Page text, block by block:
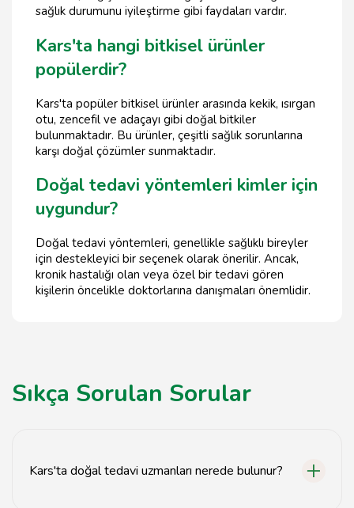
sağlık durumunu iyileştirme gibi faydaları vardır.
Kars'ta hangi bitkisel ürünler
popülerdir?
Kars'ta popüler bitkisel ürünler arasında kekik, ısırgan
otu, zencefil ve adaçayı gibi doğal bitkiler
bulunmaktadır. Bu ürünler, çeşitli sağlık sorunlarına
karşı doğal çözümler sunmaktadır.
Doğal tedavi yöntemleri kimler için
uygundur?
Doğal tedavi yöntemleri, genellikle sağlıklı bireyler
için destekleyici bir seçenek olarak önerilir. Ancak,
kronik hastalığı olan veya özel bir tedavi gören
kişilerin öncelikle doktorlarına danışmaları önemlidir.
Sıkça Sorulan Sorular
Kars'ta doğal tedavi uzmanları nerede bulunur?